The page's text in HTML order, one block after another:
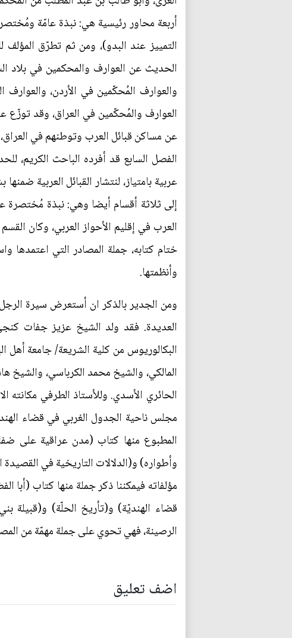
أربعة محاور رئيسية هي: نبذة عامّة
التمييز عند البدو)، ومن ثم تطرّق
الحديث عن العوارف والمحكمين في بلاد
والعوارف المُحكّمين في الأردن،
العوارف والمُحكّمين في العراق، وقد توزّع
عن مساكن قبائل العرب وتوطنهم في
الفصل السابع قد أفرده الباحث الكريم،
عربية بامتياز، لنتشار القبائل العربية
إلى ثلاثة أقسام أيضا وهي: نبذة
العرب في إقليم الأحواز العربي، وكان
ختام كتابه، جملة المصادر التي اعتمدها
وأنظمتها.
ومن الجدير بالذكر ان أستعرض سيرة
البكالوريوس من كلية الشريعة/ جامعة
المالكي، والشيخ محمد الكرباسي،
الحائري الأسدي. وللأستاذ الطرفي
مجلس ناحية الجدول الغربي في قضاء
المطبوع منها كتاب (مدن عراقية على
وأطواره) و(الدلالات التاريخية في
قضاء الهنديّة) و(تأريخ الحلّة) و(قبيلة
الرصينة، فهي تحوي على جملة مهمّة من
اضف تعليق